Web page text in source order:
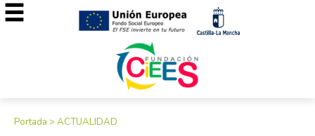
Portada >ACTUALIDAD